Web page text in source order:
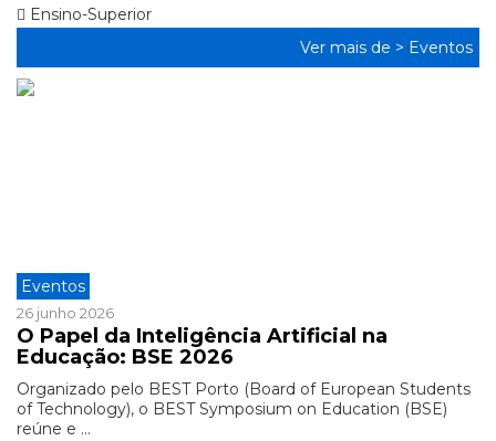
Ensino-Superior
Ver mais de > Eventos
Eventos
26 junho 2026
O Papel da Inteligência Artificial na
Educação: BSE 2026
Organizado pelo BEST Porto (Board of European Students
of Technology), o BEST Symposium on Education (BSE)
reúne e ...